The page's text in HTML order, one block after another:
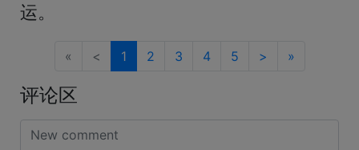
运。
« < 1 2 3 4 5 > »
评论区